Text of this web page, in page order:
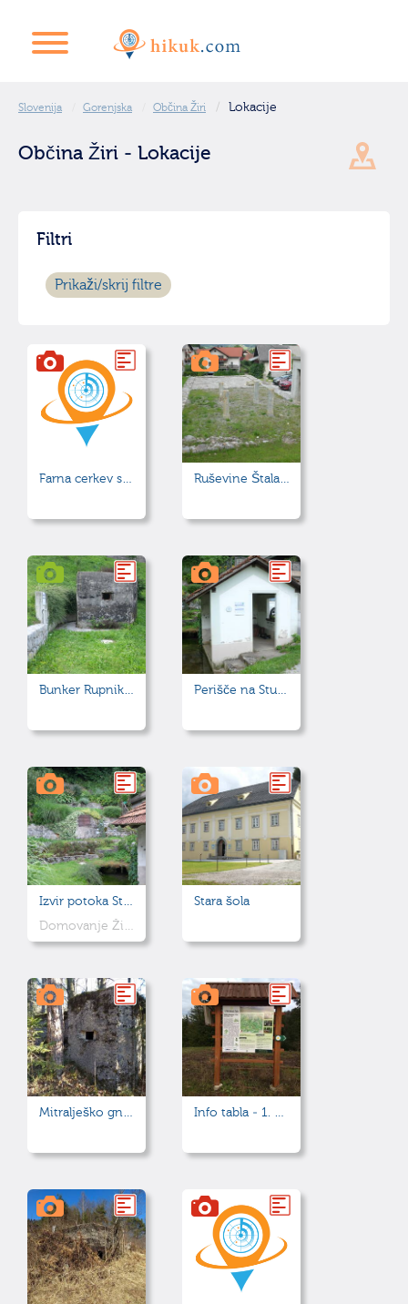
Slovenija Gorenjska Občina Žiri Lokacije
Občina Žiri - Lokacije
Filtri
Prikaži/skrij filtre
Farna cerkev sv. Martina Ruševine Štalarjeve hiše
Bunker Rupnikove linije, tip MG/7 Perišče na Studencu
Izvir potoka Studenec
Domovanje Žirovskega lintverna - zmaja
Stara šola
Mitralješko gnezdo Info tabla - 1. Pot skozi Zalo